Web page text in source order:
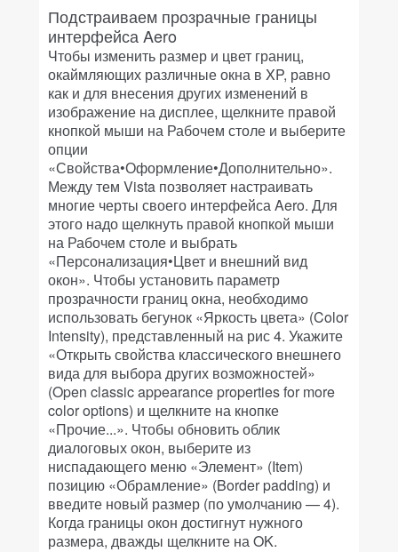
Подстраиваем прозрачные границы
интерфейса Aero
Чтобы изменить размер и цвет границ,
окаймляющих различные окна в XP, равно
как и для внесения других изменений в
изображение на дисплее, щелкните правой
кнопкой мыши на Рабочем столе и выберите
опции
«Свойства•Оформление•Дополнительно».
Между тем Vista позволяет настраивать
многие черты своего интерфейса Aero. Для
этого надо щелкнуть правой кнопкой мыши
на Рабочем столе и выбрать
«Персонализация•Цвет и внешний вид
окон». Чтобы установить параметр
прозрачности границ окна, необходимо
использовать бегунок «Яркость цвета» (Color
Intensity), представленный на рис 4. Укажите
«Открыть свойства классического внешнего
вида для выбора других возможностей»
(Open classic appearance properties for more
color options) и щелкните на кнопке
«Прочие...». Чтобы обновить облик
диалоговых окон, выберите из
ниспадающего меню «Элемент» (Item)
позицию «Обрамление» (Border padding) и
введите новый размер (по умолчанию — 4).
Когда границы окон достигнут нужного
размера, дважды щелкните на OK.